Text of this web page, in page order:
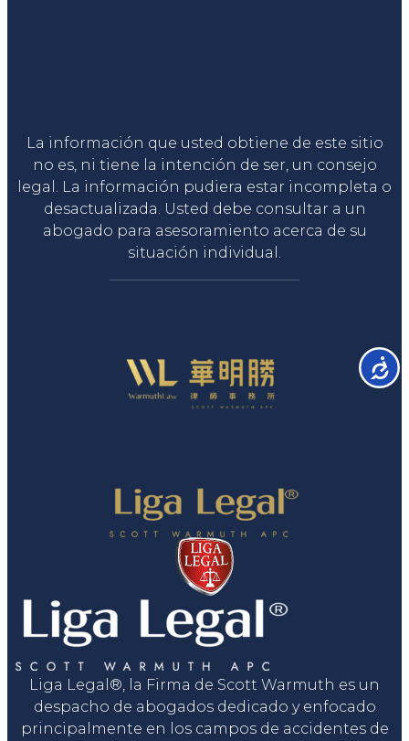
La información que usted obtiene de este sitio
no es, ni tiene la intención de ser, un consejo
legal. La información pudiera estar incompleta o
desactualizada. Usted debe consultar a un
abogado para asesoramiento acerca de su
situación individual.
Liga Legal®, la Firma de Scott Warmuth es un
despacho de abogados dedicado y enfocado
principalmente en los campos de accidentes de